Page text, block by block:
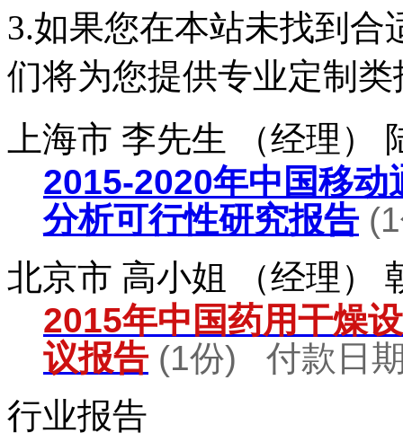
3.如果您在本站未找到
们将为您提供专业定制类
上海市 李先生 （经理）
2015-2020年中国移
分析可行性研究报告(1
北京市 高小姐 （经理）
2015年中国药用干燥
议报告 (1份) 付款日
行业报告